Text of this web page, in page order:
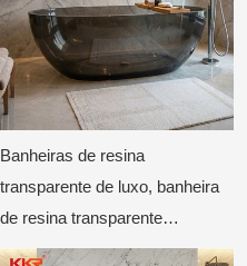
Banheiras de resina
transparente de luxo, banheira
de resina transparente
autoportante para hotéis e vilas.